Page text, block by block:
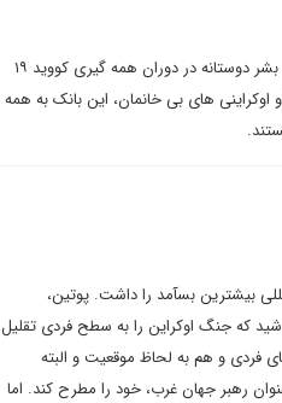
در دو سال و نیم اخیر، بانک کودکان هکنی، به نیازمندان کمک کرده است. این بانک بشر دوستانه در دوران همه گیری کووید ۱۹
های بی خانمان، این بانک به همه
بیشترین بسآمد را داشت. پوتین،
که جنگ اوکراین را به سطح فردی تقلیل
فردی و هم به لحاظ موقعیت و البته
رهبر جهان غرب، خود را مطرح کند. اما